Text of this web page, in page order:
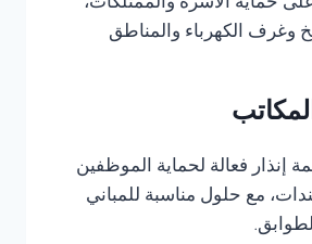
حماية الأسرة والممتلكات،
وغرف الكهرباء والمناطق
إنذار فعالة لحماية الموظفين
مع حلول مناسبة للمباني